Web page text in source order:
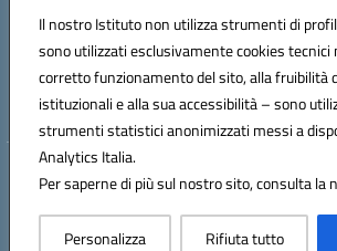
Il nostro Istituto non utilizza strumenti di
sono utilizzati esclusivamente cookies tecnici
corretto funzionamento del sito, alla fruibilità
istituzionali e alla sua accessibilità – sono
strumenti statistici anonimizzati messi a
Analytics Italia.
Per saperne di più sul nostro sito, consulta la
Personalizza Rifiuta tutto
Codice fiscale: 80022400651
Codice meccanografico:SAPS08000T
Codice Indice delle Pubbliche Amministrazioni
Codice unico di fatturazione (CUF): UFC29W
Hosting & Powered by 3D
Concept & Design by